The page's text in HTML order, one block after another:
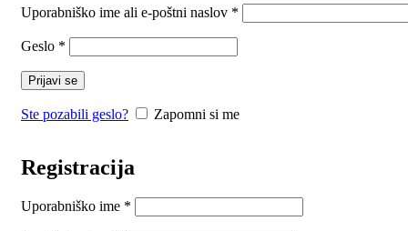
Uporabniško ime ali e-poštni naslov *
Geslo *
Prijavi se
Ste pozabili geslo? Zapomni si me
Registracija
Uporabniško ime *